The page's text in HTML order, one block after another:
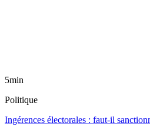
5min
Politique
Ingérences électorales : faut-il